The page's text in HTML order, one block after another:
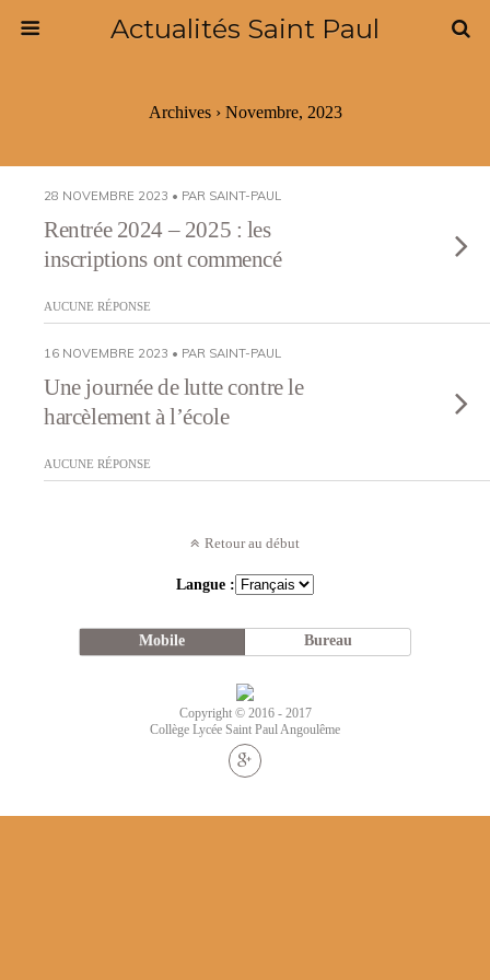
Actualités Saint Paul
Archives › Novembre, 2023
28 NOVEMBRE 2023 • PAR SAINT-PAUL
Rentrée 2024 – 2025 : les
inscriptions ont commencé
AUCUNE RÉPONSE
16 NOVEMBRE 2023 • PAR SAINT-PAUL
Une journée de lutte contre le
harcèlement à l’école
AUCUNE RÉPONSE
Retour au début
Langue :
Mobile Bureau
Copyright © 2016 - 2017
Collège Lycée Saint Paul Angoulême